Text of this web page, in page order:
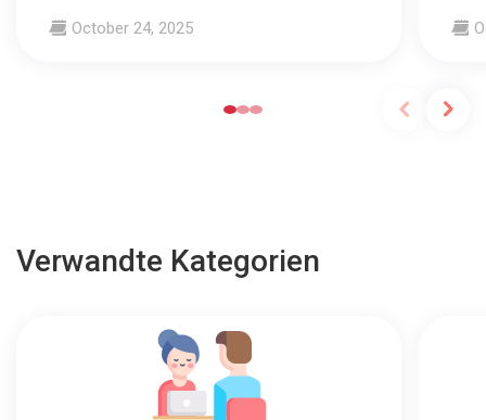
October 24, 2025
Verwandte Kategorien